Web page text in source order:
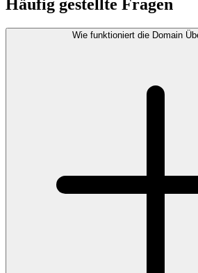
Häufig gestellte Fragen
Wie funktioniert die Domain